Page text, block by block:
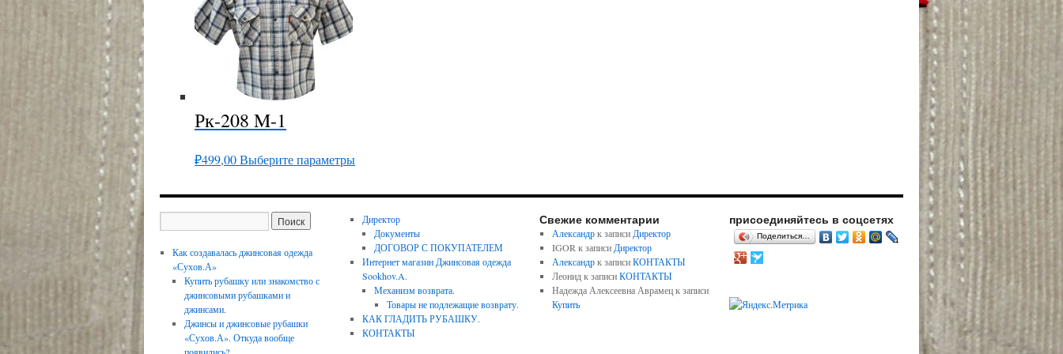
Рк-208 M-1
₽499,00Выберите параметрыЭтот
имеет
несколько
вариаций.
Опции
можно
выбрать
странице
Как создавалась джинсовая одежда
«Сухов.А»
Купить рубашку или знакомство с
джинсовыми рубашками и
джинсами.
Джинсы и джинсовые рубашки
«Сухов.А». Откуда вообще
появились?
Директор
Документы
ДОГОВОР С ПОКУПАТЕЛЕМ
Интернет магазин Джинсовая одежда
Sookhov.A.
Механизм возврата.
Товары не подлежащие возврату.
КАК ГЛАДИТЬ РУБАШКУ.
КОНТАКТЫ
Свежие комментарии
Александрк записи Директор
IGOR к записи Директор
Александрк записиКОНТАКТЫ
Леонидк записиКОНТАКТЫ
Надежда Алексеевна Аврамецк записи
Купить
присоединяйтесь в соцсетях
Поделиться…